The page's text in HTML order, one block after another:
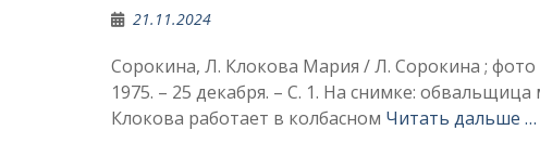
21.11.2024
Сорокина, Л. Клокова Мария / Л. Сорокина ; фото
1975. – 25 декабря. – С. 1. На снимке:
Клокова работает в колбасном Читать дальше …